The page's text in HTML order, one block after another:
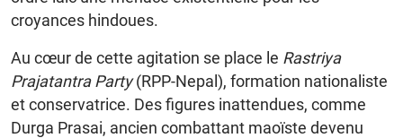
croyances hindoues.
Au cœur de cette agitation se place le Rastriya
Prajatantra Party(RPP-Nepal), formation nationaliste
et conservatrice. Des figures inattendues, comme
Durga Prasai, ancien combattant maoïste devenu